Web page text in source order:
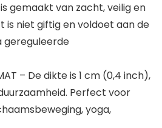
gemaakt van zacht, veilig en
is niet giftig en voldoet aan de
gereguleerde
– De dikte is 1 cm (0,4 inch),
Perfect voor
yoga,